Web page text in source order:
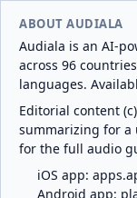
ABOUT AUDIALA
Audiala is an AI-
across 96
languages.
Editorial content
summarizing for a
for the full audio
iOS app:
Android app: